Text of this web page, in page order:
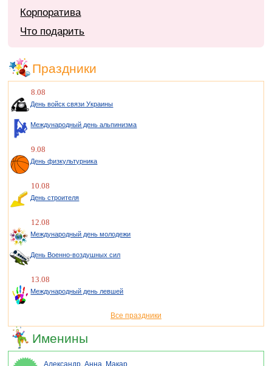
Корпоратива
Что подарить
Праздники
8.08
День войск связи Украины
Международный день альпинизма
9.08
День физкультурника
10.08
День строителя
12.08
Международный день молодежи
День Военно-воздушных сил
13.08
Международный день левшей
Все праздники
Именины
Александр,Анна, Макар